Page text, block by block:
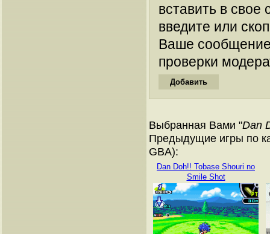
вставить в
введите или
Ваше
проверки
Выбранная Вами "Dan
Предыдущие игры по
GBA):
Dan Doh!! Tobase Shouri no
Smile Shot